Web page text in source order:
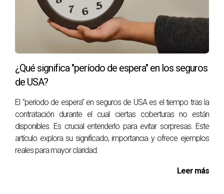
varias aseguradoras debido a su historial médico. Sin
embargo, decidió consultar con un abogado especializado
en seguros. Después de revisar su caso, el abogado le
ayudó a presentar una apelación formal ante la
aseguradora original. Al final, María logró obtener la
cobertura necesaria y ahora se siente más segura sobre su
Caso 2: Encontrando Nuevas Oportunidades
Juan, un joven emprendedor, también enfrentó dificultades
al intentar asegurar su negocio. Después de ser rechazado
¿Qué significa "período de espera" en los seguros
de USA?
El "período de espera" en seguros de USA es el tiempo tras la
contratación durante el cual ciertas coberturas no están
disponibles. Es crucial entenderlo para evitar sorpresas. Este
artículo explora su significado, importancia y ofrece ejemplos
reales para mayor claridad.
Leer más